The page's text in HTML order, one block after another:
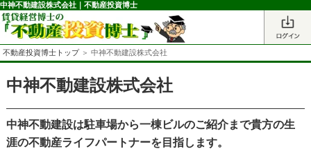
中神不動建設株式会社｜不動産投資博士
不動産投資博士トップ＞ 中神不動建設株式会社
中神不動建設株式会社
中神不動建設は駐車場から一棟ビルのご紹介まで貴方の生
涯の不動産ライフパートナーを目指します。